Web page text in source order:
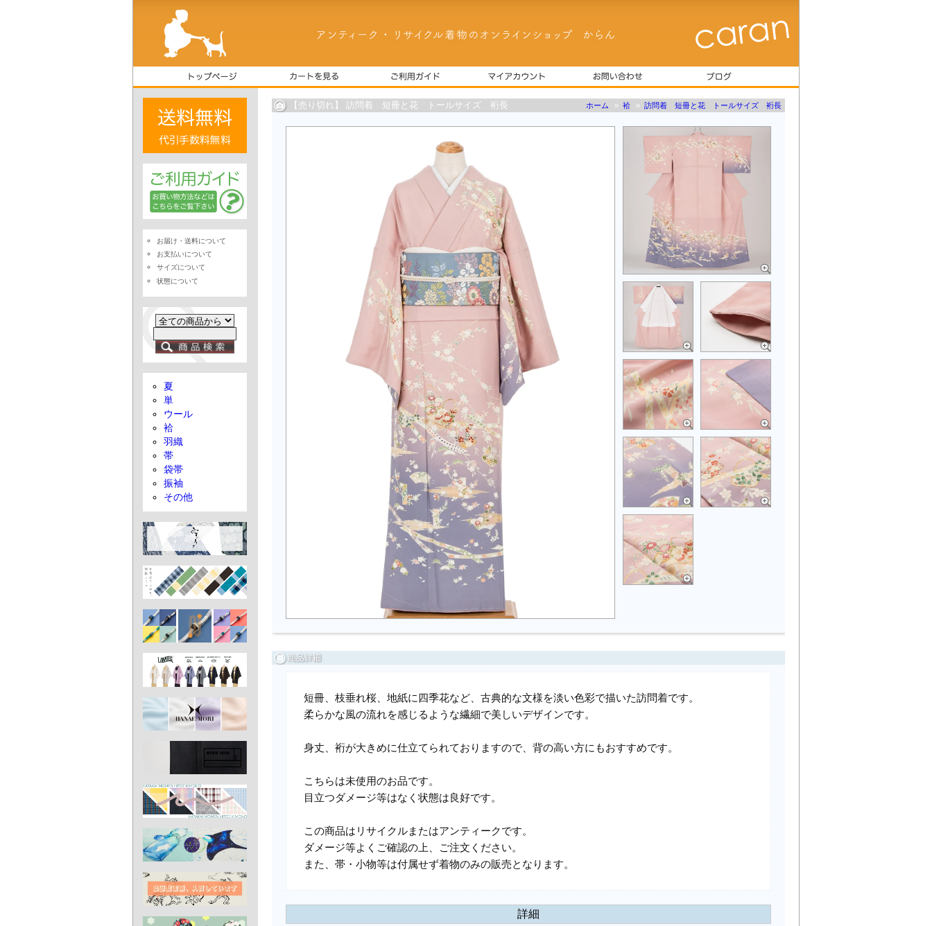
【売り切れ】 訪問着 短冊と花 トールサイズ 裄長 ホーム » 袷 » 訪問着 短冊と花 トールサイズ 裄長
短冊、枝垂れ桜、地紙に四季花など、古典的な文様を淡い色彩で描いた訪問着です。
柔らかな風の流れを感じるような繊細で美しいデザインです。
身丈、裄が大きめに仕立てられておりますので、背の高い方にもおすすめです。
こちらは未使用のお品です。
目立つダメージ等はなく状態は良好です。
この商品はリサイクルまたはアンティークです。
ダメージ等よくご確認の上、ご注文ください。
また、帯・小物等は付属せず着物のみの販売となります。
詳細
お届け・送料について
お支払いについて
サイズについて
状態について
夏
単
ウール
袷
羽織
帯
袋帯
振袖
その他